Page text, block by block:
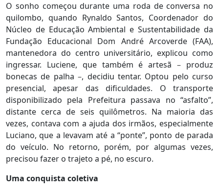
O sonho começou durante uma roda de conversa no
quilombo, quando Rynaldo Santos, Coordenador do
Núcleo de Educação Ambiental e Sustentabilidade da
Fundação Educacional Dom André Arcoverde (FAA),
mantenedora do centro universitário, explicou como
ingressar. Luciene, que também é artesã– produz
bonecas de palha–, decidiu tentar. Optou pelo curso
presencial, apesar das dificuldades. O transporte
disponibilizado pela Prefeitura passava no “asfalto”,
distante cerca de seis quilômetros. Na maioria das
vezes, contava com a ajuda dos irmãos, especialmente
Luciano, que a levavam até a “ponte”, ponto de parada
do veículo. No retorno, porém, por algumas vezes,
precisou fazer o trajeto a pé, no escuro.
Uma conquista coletiva